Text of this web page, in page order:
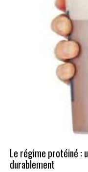
Le régime protéiné :
durablement